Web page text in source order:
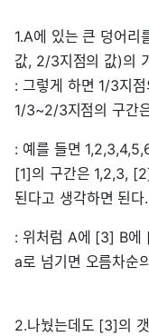
1.A에 있는 큰 덩어리
값, 2/3지점의 값)의
: 그렇게 하면 1/3지
1/3~2/3지점의 구간
: 예를 들면
[1]의 구간은 1,2,3,
된다고 생각하면 된다.
: 위처럼 A에 [3] B에
a로 넘기면 오름차순
2.나눴는데도 [3]의